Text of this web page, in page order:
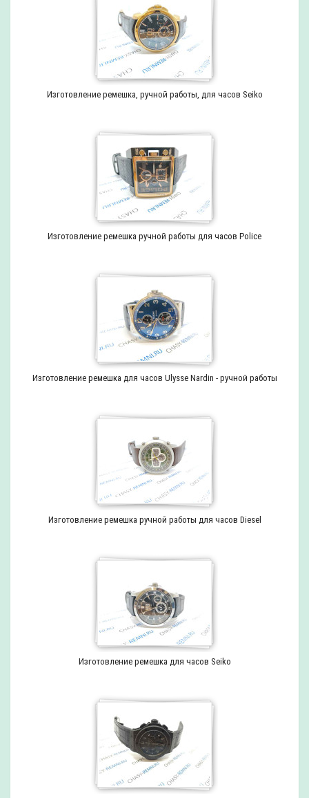
Изготовление ремешка, ручной работы, для часов Seiko
Изготовление ремешка ручной работы для часов Police
Изготовление ремешка для часов Ulysse Nardin - ручной работы
Изготовление ремешка ручной работы для часов Diesel
Изготовление ремешка для часов Seiko